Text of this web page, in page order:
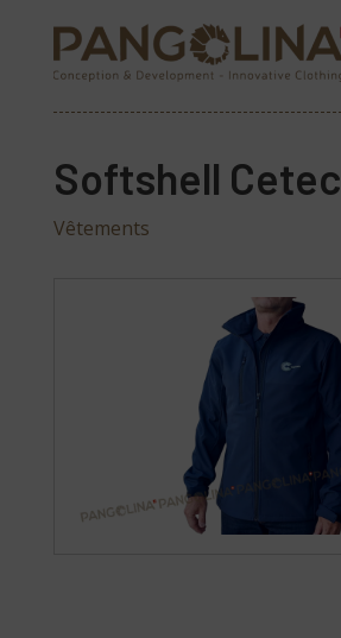
Softshell Cetec
Vêtements